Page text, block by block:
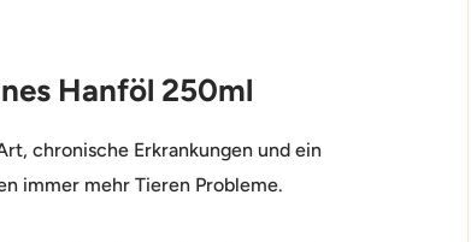
Hanföl 250ml
chronische Erkrankungen und ein
immer mehr Tieren Probleme.